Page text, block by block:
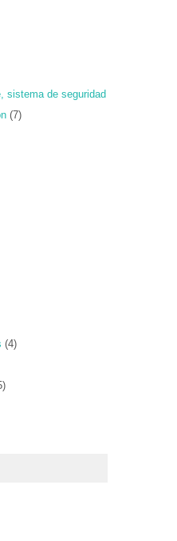
sistema de seguridad
(7)
(4)